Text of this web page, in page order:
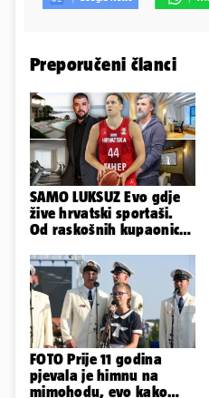
Preporučeni članci
SAMO LUKSUZ Evo gdje
žive hrvatski sportaši.
Od raskošnih kupaonica
FOTO Prije 11 godina
pjevala je himnu na
mimohodu, evo kako